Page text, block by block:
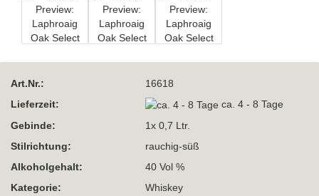
Art.Nr.:
16618
Lieferzeit:
ca. 4 - 8 Tage
Gebinde:
1x 0,7 Ltr.
Stilrichtung:
rauchig-süß
Alkoholgehalt:
40 Vol %
Kategorie:
Whiskey